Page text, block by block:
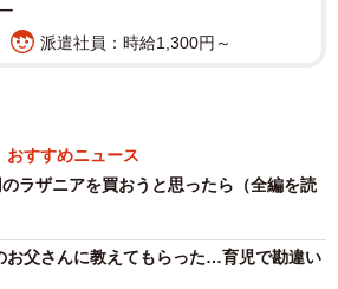
い」と注文すると「2400円になり
の言葉に卒倒しそうになる二人。値
ム売りなんで」との返事。そう！良
円の前に小さく「100g」とつい
派遣社員：時給1,300円～
おすすめニュース
のラザニアを買おうと思ったら（全編を読
お父さんに教えてもらった…育児で勘違い